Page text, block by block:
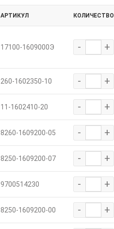
АРТИКУЛ КОЛИЧЕСТВО
17100-1609000Э - +
260-1602350-10 - +
11-1602410-20 - +
8260-1609200-05 - +
8250-1609200-07 - +
9700514230 - +
8250-1609200-00 - +